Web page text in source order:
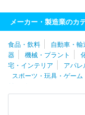
村組
ダイダン株式会社
キューブ株式会社
大和
会社富士住建
松井産
コスモシステム株式会社
建設株式会社
三井デ
ハウス
旭化成ホームズ
日揮ホールディ
メーカー・製造業のカ
食品・飲料 自動車・輸
器
機械・プラント
宅・インテリア
アパ
スポーツ・玩具・ゲーム
材（ゴム・ガラス・セラミ
（その他）
農林・水産